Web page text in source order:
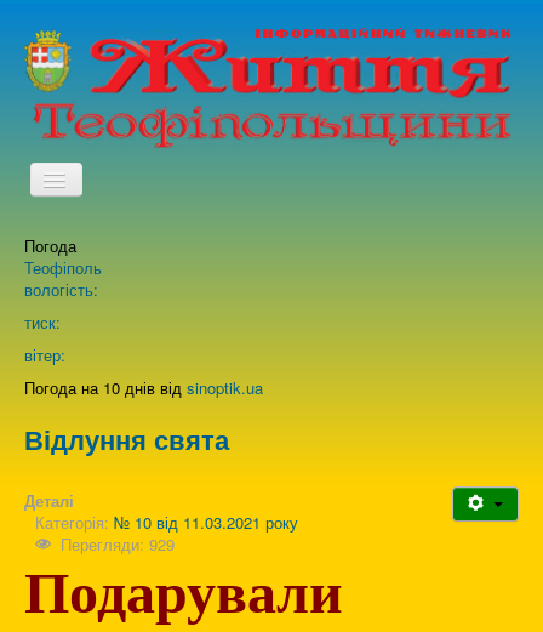
TPL_PROTOSTAR_TOGGLE_MENU
Про нас
Зворотній зв'язок
Погода
Теофіполь
вологість:
тиск:
вітер:
Погода на 10 днів від sinoptik.ua
Відлуння свята
Деталі
Категорія: № 10 від 11.03.2021 року
Перегляди: 929
Подарували